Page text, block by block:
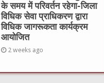
के समय में परिवर्तन रहेगा-जिला
विधिक सेवा प्राधिकरण द्वारा
विधिक जागरूकता कार्यक्रम
आयोजित
2 weeks ago